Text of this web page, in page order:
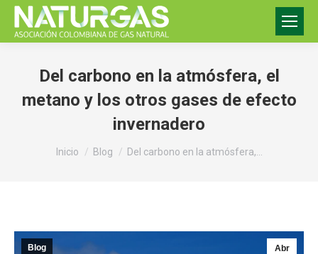
Del carbono en la atmósfera, el
metano y los otros gases de efecto
invernadero
Estás aquí:
Inicio Blog Del carbono en la atmósfera,…
Abr
Blog